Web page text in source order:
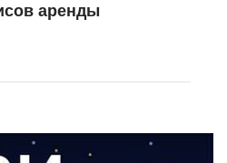
аренды
16 станций
области